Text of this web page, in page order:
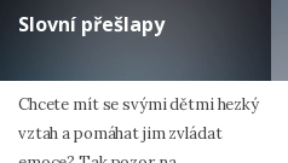
Slovní přešlapy
Chcete mít se svými dětmi hezký
vztah a pomáhat jim zvládat